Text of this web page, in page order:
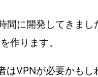
間に開発してきまし
作ります。
VPNが必要かもし